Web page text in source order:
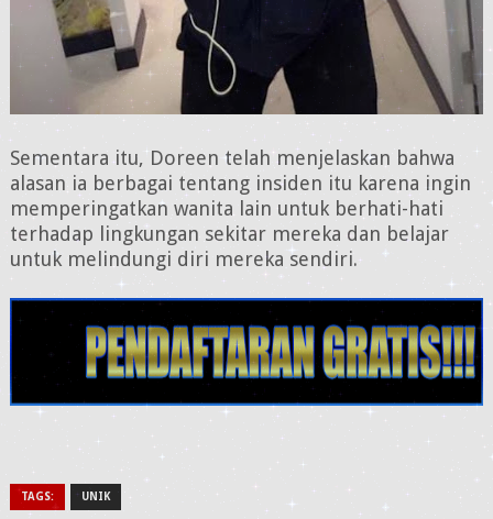
Sementara itu, Doreen telah menjelaskan bahwa
alasan ia berbagai tentang insiden itu karena ingin
memperingatkan wanita lain untuk berhati-hati
terhadap lingkungan sekitar mereka dan belajar
untuk melindungi diri mereka sendiri.
TAGS: UNIK